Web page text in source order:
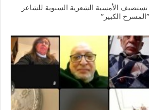
تستضيف الأمسية الشعرية السنوية للشاعر
الكبير”